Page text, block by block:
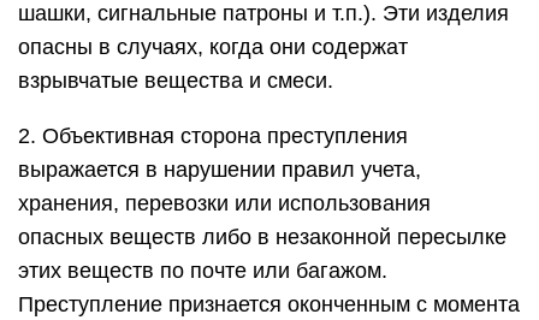
шашки, сигнальные патроны и т.п.). Эти изделия
опасны в случаях, когда они содержат
взрывчатые вещества и смеси.
2. Объективная сторона преступления
выражается в нарушении правил учета,
хранения, перевозки или использования
опасных веществ либо в незаконной пересылке
этих веществ по почте или багажом.
Преступление признается оконченным с момента